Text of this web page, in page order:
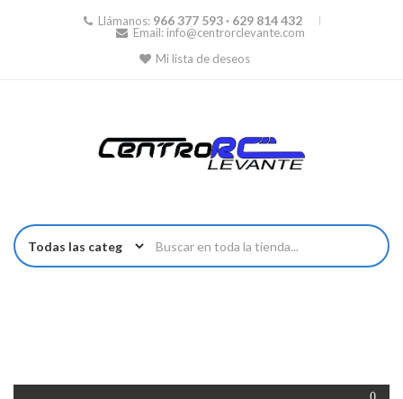
Llámanos: 966 377 593 · 629 814 432
Email: info@centrorclevante.com
Mi lista de deseos
0